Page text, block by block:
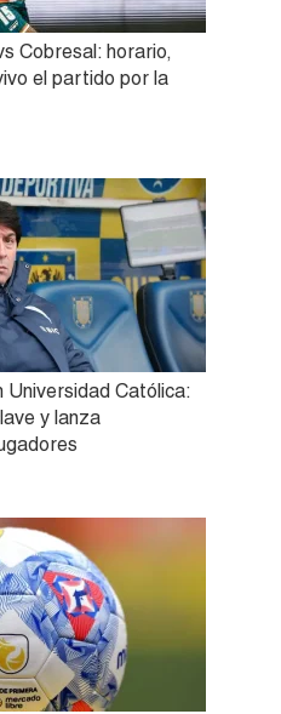
Cobresal: horario,
el partido por la
Universidad Católica:
y lanza